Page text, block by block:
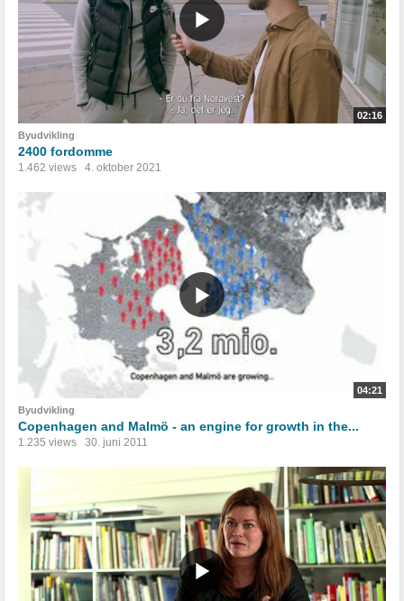
02:16
Byudvikling
2400 fordomme
1.462 views 4. oktober 2021
04:21
Byudvikling
Copenhagen and Malmö - an engine for growth in the...
1.235 views 30. juni 2011